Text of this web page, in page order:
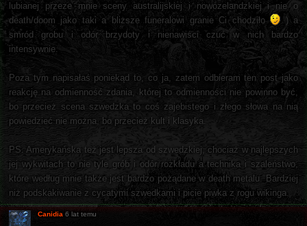
lubianej przeze mnie sceny australijskiej i nowozelandzkiej i nie o
death/doom jako taki a bliższe funeralowi granie Ci chodziło
) a
smród grobu i odór brzydoty i nienawiści czuć w nich bardzo
intensywnie.
Poza tym napisałaś poniekąd to, co ja, zatem odbieram ten post jako
reakcję na odmienność zdania, której to odmienności nie powinno być,
bo przecież scena szwedzka to coś zajebistego i złego słowa na nią
powiedzieć nie można, bo przecież kult i klasyka.
PS. Amerykańska też jest lepsza od szwedzkiej, chociaż w najlepszych
jej wykwitach to nie tyle grób i odór rozkładu a technika i szaleństwo,
które według mnie także jest bardzo pożądane w death metalu. Bardziej
niż podskakiwanie z cycatymi szwedkami i picie piwka z rogu wikinga.
Canidia 6 lat temu